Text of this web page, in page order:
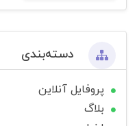
دسته‌بندی
پروفایل آنلاین
بلاگ